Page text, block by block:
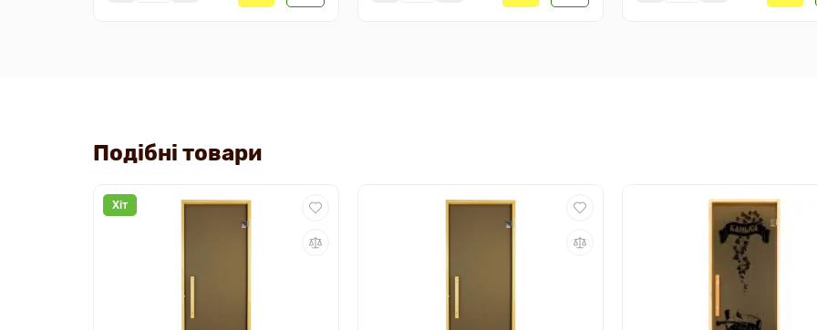
Подібні товари
Хіт